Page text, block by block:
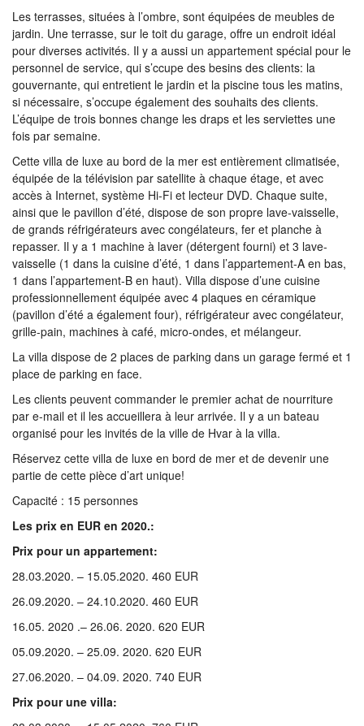
Les terrasses, situées à l’ombre, sont équipées de meubles de
jardin. Une terrasse, sur le toit du garage, offre un endroit idéal
pour diverses activités. Il y a aussi un appartement spécial pour le
personnel de service, qui s’ccupe des besins des clients: la
gouvernante, qui entretient le jardin et la piscine tous les matins,
si nécessaire, s’occupe également des souhaits des clients.
L’équipe de trois bonnes change les draps et les serviettes une
fois par semaine.
Cette villa de luxe au bord de la mer est entièrement climatisée,
équipée de la télévision par satellite à chaque étage, et avec
accès à Internet, système Hi-Fi et lecteur DVD. Chaque suite,
ainsi que le pavillon d’été, dispose de son propre lave-vaisselle,
de grands réfrigérateurs avec congélateurs, fer et planche à
repasser. Il y a 1 machine à laver (détergent fourni) et 3 lave-
vaisselle (1 dans la cuisine d’été, 1 dans l’appartement-A en bas,
1 dans l’appartement-B en haut). Villa dispose d’une cuisine
professionnellement équipée avec 4 plaques en céramique
(pavillon d’été a également four), réfrigérateur avec congélateur,
grille-pain, machines à café, micro-ondes, et mélangeur.
La villa dispose de 2 places de parking dans un garage fermé et 1
place de parking en face.
Les clients peuvent commander le premier achat de nourriture
par e-mail et il les accueillera à leur arrivée. Il y a un bateau
organisé pour les invités de la ville de Hvar à la villa.
Réservez cette villa de luxe en bord de mer et de devenir une
partie de cette pièce d’art unique!
Capacité : 15 personnes
Les prix en EUR en 2020.:
Prix pour un appartement:
28.03.2020. – 15.05.2020. 460 EUR
26.09.2020. – 24.10.2020. 460 EUR
16.05. 2020 .– 26.06. 2020. 620 EUR
05.09.2020. – 25.09. 2020. 620 EUR
27.06.2020. – 04.09. 2020. 740 EUR
Prix pour une villa: